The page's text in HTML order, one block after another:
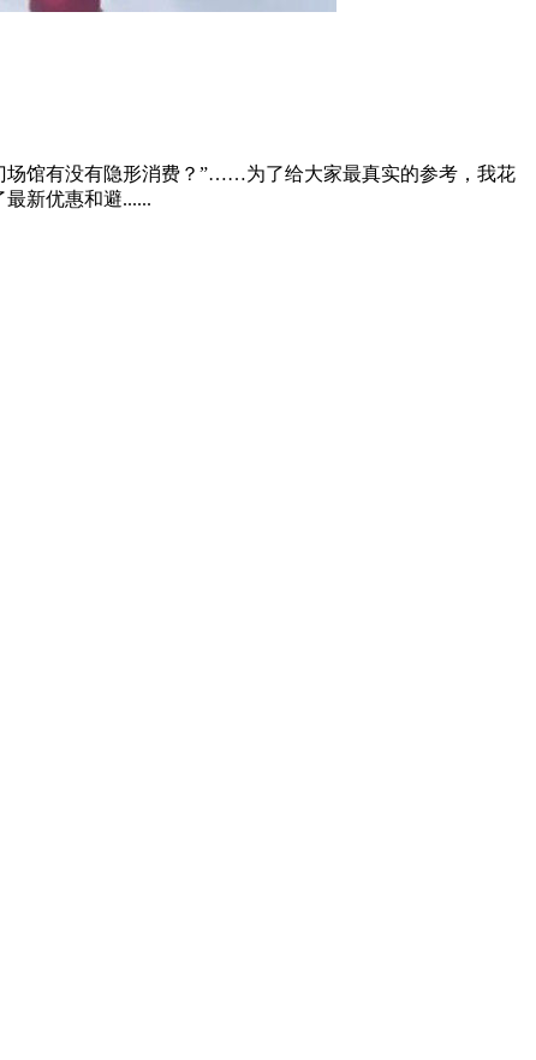
场馆有没有隐形消费？”……为了给大家最真实的参考，我花
新优惠和避......